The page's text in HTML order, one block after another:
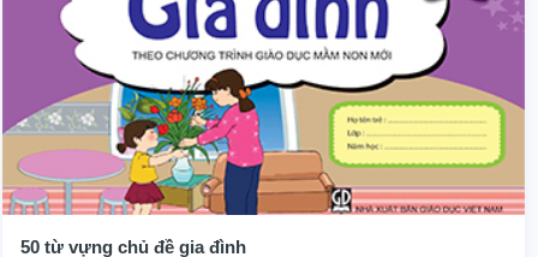
50 từ vựng chủ đề gia đình